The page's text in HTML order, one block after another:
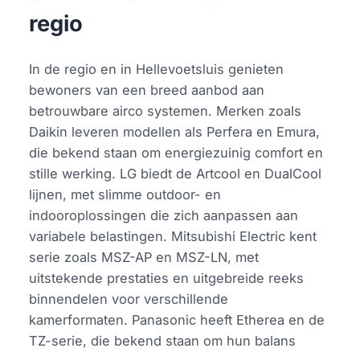
regio
In de regio en in Hellevoetsluis genieten
bewoners van een breed aanbod aan
betrouwbare airco systemen. Merken zoals
Daikin leveren modellen als Perfera en Emura,
die bekend staan om energiezuinig comfort en
stille werking. LG biedt de Artcool en DualCool
lijnen, met slimme outdoor- en
indooroplossingen die zich aanpassen aan
variabele belastingen. Mitsubishi Electric kent
serie zoals MSZ-AP en MSZ-LN, met
uitstekende prestaties en uitgebreide reeks
binnendelen voor verschillende
kamerformaten. Panasonic heeft Etherea en de
TZ-serie, die bekend staan om hun balans